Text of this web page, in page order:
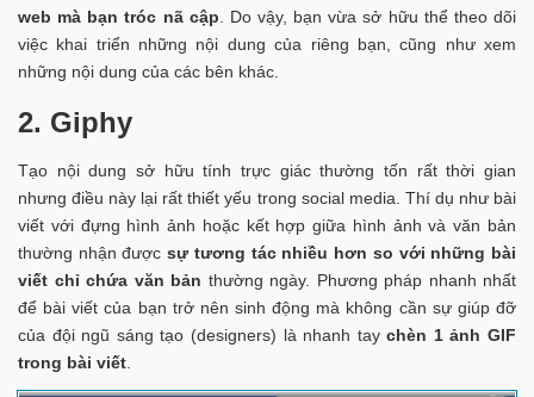
web mà bạn tróc nã cập . Do vậy, bạn vừa sở hữu thể theo dõi
việc khai triển những nội dung của riêng bạn, cũng như xem
những nội dung của các bên khác.
2. Giphy
Tạo nội dung sở hữu tính trực giác thường tốn rất thời gian
nhưng điều này lại rất thiết yếu trong social media. Thí dụ như bài
viết với đựng hình ảnh hoặc kết hợp giữa hình ảnh và văn bản
thường nhận đượcsự tương tác nhiều hơn so với những bài
viết chỉ chứa văn bản thường ngày. Phương pháp nhanh nhất
để bài viết của bạn trở nên sinh động mà không cần sự giúp đỡ
của đội ngũ sáng tạo (designers) là nhanh taychèn 1 ảnh GIF
trong bài viết